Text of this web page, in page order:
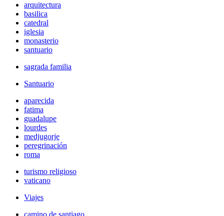
arquitectura
basilica
catedral
iglesia
monasterio
santuario
sagrada familia
Santuario
aparecida
fatima
guadalupe
lourdes
medjugorje
peregrinación
roma
turismo religioso
vaticano
Viajes
camino de santiago